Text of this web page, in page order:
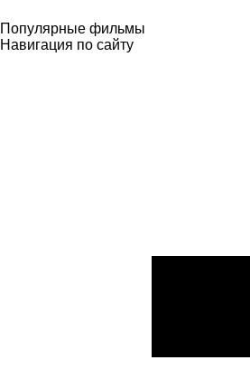
Популярные фильмы
Навигация по сайту